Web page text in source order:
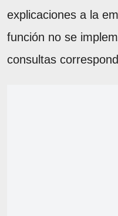
explicaciones a la
función no se
consultas